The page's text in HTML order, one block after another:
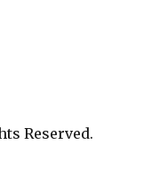
Reserved.